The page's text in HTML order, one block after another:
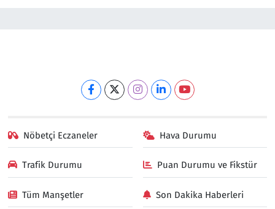
Nöbetçi Eczaneler Hava Durumu
Trafik Durumu Puan Durumu ve Fikstür
Tüm Manşetler Son Dakika Haberleri